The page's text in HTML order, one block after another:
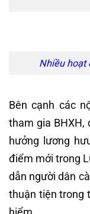
Nhiều hoạt
Bên cạnh các
tham gia BHXH,
hưởng lương
điểm mới trong
dẫn người dân
thuận tiện trong